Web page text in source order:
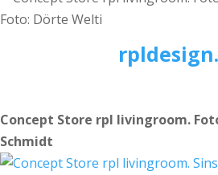
Foto: Dörte Welti
Concept Store rpl livingroom.
Schmidt